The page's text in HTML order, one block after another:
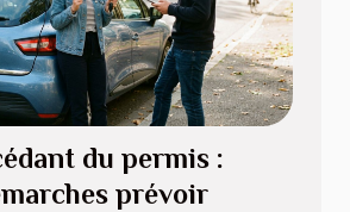
du permis :
prévoir